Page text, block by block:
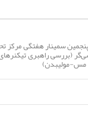
سمینار هفتگی مرکز
(بررسی راهبری
مس-مولیبدن)